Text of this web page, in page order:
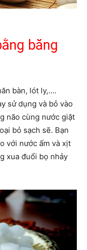
băng
bàn, lót ly,….
sử dụng và bỏ vào
não cùng nước giặt
bỏ sạch sẽ. Bạn
với nước ấm và xịt
xua đuổi bọ nhảy